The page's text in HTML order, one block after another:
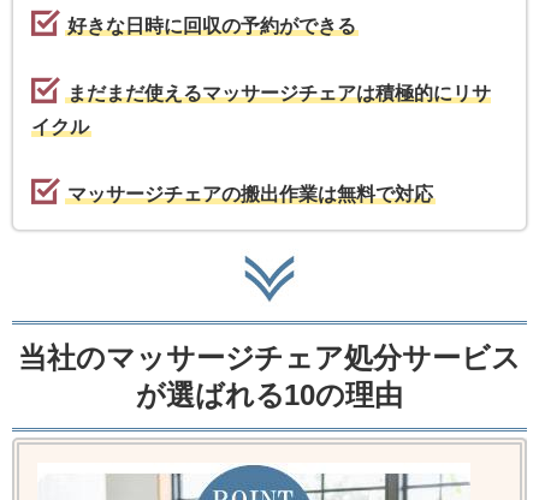
好きな日時に回収の予約ができる
まだまだ使えるマッサージチェアは積極的にリサ
イクル
マッサージチェアの搬出作業は無料で対応
当社のマッサージチェア処分サービス
が選ばれる10の理由